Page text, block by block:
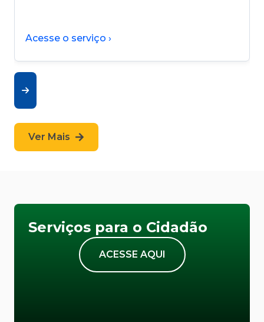
Acesse o serviço ›
Ver Mais
Serviços para o Cidadão
ACESSE AQUI